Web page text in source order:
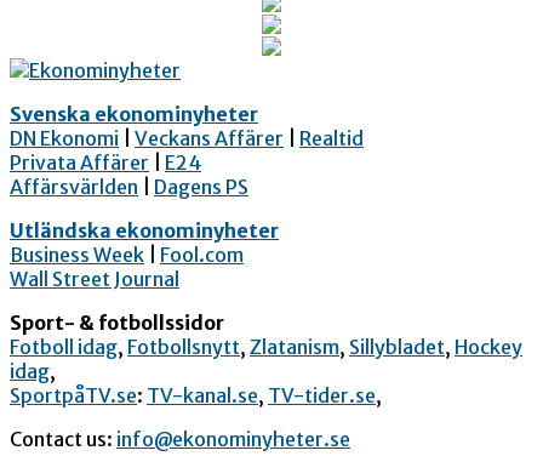
Svenska ekonominyheter
DN Ekonomi
Veckans Affärer
Realtid
Privata Affärer
E24
Affärsvärlden
Dagens PS
Utländska ekonominyheter
Business Week
Fool.com
Wall Street Journal
Sport- & fotbollssidor
Fotboll idag, Fotbollsnytt, Zlatanism, Sillybladet, Hockey
idag,
SportpåTV.se: TV-kanal.se, TV-tider.se,
Contact us: info@ekonominyheter.se